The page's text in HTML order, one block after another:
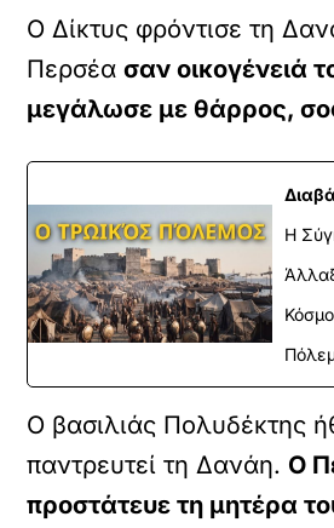
Ο Δίκτυς φρόντισε τη
Περσέασαν οικογένειά
μεγάλωσε με θάρρος,
Η
Ο βασιλιάς Πολυδέκτης
παντρευτεί τη Δανάη. Ο
προστάτευε τη μητέρα